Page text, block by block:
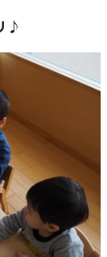
♪